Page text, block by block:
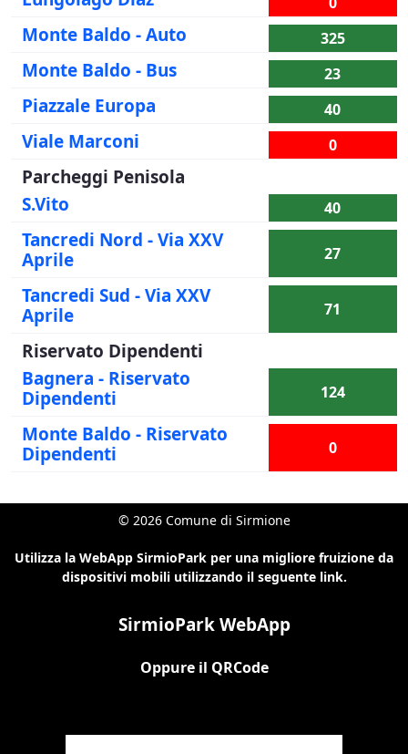
Monte Baldo - Auto 325
Monte Baldo - Bus 23
Piazzale Europa 40
Viale Marconi 0
Parcheggi Penisola
S.Vito
40
Tancredi Nord - Via XXV
Aprile
27
Tancredi Sud - Via XXV
Aprile
71
Riservato Dipendenti
Bagnera - Riservato
Dipendenti
124
Monte Baldo - Riservato
Dipendenti
0
© 2026 Comune di Sirmione
Utilizza la WebApp SirmioPark per una migliore fruizione da
dispositivi mobili utilizzando il seguente link.
SirmioPark WebApp
Oppure il QRCode